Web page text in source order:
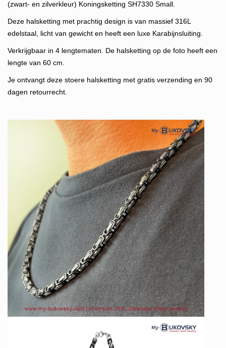
(zwart- en zilverkleur) Koningsketting SH7330 Small.
Deze halsketting met prachtig design is van massief 316L
edelstaal, licht van gewicht en heeft een luxe Karabijnsluiting.
Verkrijgbaar in 4 lengtematen. De halsketting op de foto heeft een
lengte van 60 cm.
Je ontvangt deze stoere halsketting met gratis verzending en 90
dagen retourrecht.